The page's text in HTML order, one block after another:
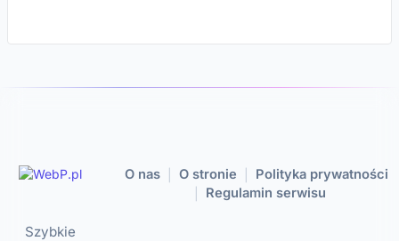
Szybkie
O nas O stronie Polityka prywatności
Regulamin serwisu